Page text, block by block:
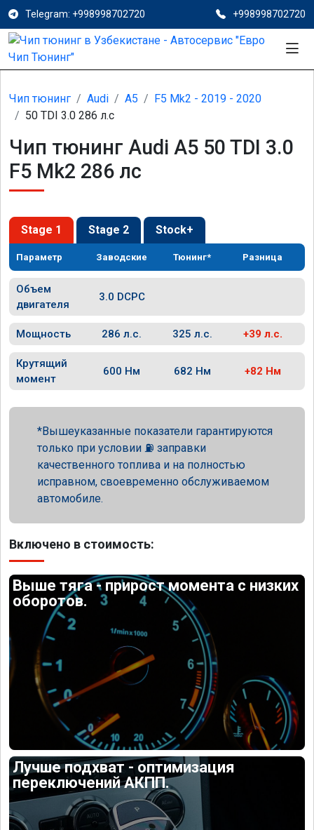
Telegram: +998998702720 +998998702720
Чип тюнинг Audi A5
F5 Mk2 - 2019 - 2020
50 TDI 3.0 286 л.с
Чип тюнинг Audi A5 50 TDI 3.0
F5 Mk2 286 лс
Stage 1 Stage 2 Stock+
Параметр Заводские Тюнинг* Разница
Объем
двигателя
3.0 DCPC
Мощность 286 л.с. 325 л.с. +39 л.с.
Крутящий
момент
600 Нм 682 Нм +82 Нм
Вышеуказанные показатели гарантируются
только при условии ⛽ заправки
качественного топлива и на полностью
исправном, своевременно обслуживаемом
автомобиле.
Включено в стоимость:
Выше тяга - прирост момента с низких
оборотов.
Лучше подхват - оптимизация
переключений АКПП.